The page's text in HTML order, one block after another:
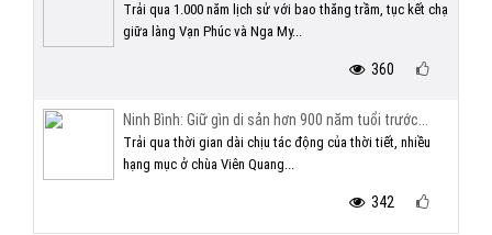
Trải qua 1.000 năm lịch sử với bao thăng trầm, tục kết chạ
giữa làng Vạn Phúc và Nga My...
360
Ninh Bình: Giữ gìn di sản hơn 900 năm tuổi trước...
Trải qua thời gian dài chịu tác động của thời tiết, nhiều
hạng mục ở chùa Viên Quang...
342